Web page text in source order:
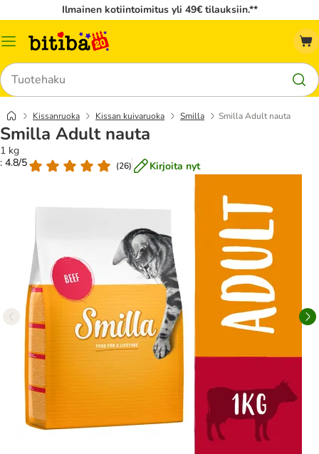
Ilmainen kotiintoimitus yli 49€ tilauksiin.**
Katalogivalikko
Hae
Kissanruoka Kissan kuivaruoka Smilla Smilla Adult nauta
Smilla Adult nauta
1 kg
: 4.8/5
(26) Kirjoita nyt